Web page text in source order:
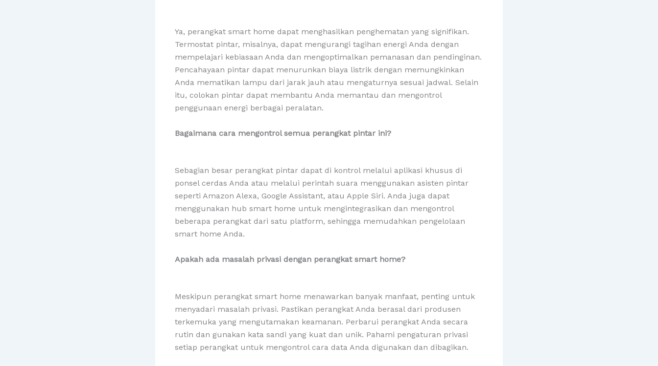
Ya, perangkat smart home dapat menghasilkan penghematan yang signifikan.
Termostat pintar, misalnya, dapat mengurangi tagihan energi Anda dengan
mempelajari kebiasaan Anda dan mengoptimalkan pemanasan dan pendinginan.
Pencahayaan pintar dapat menurunkan biaya listrik dengan memungkinkan
Anda mematikan lampu dari jarak jauh atau mengaturnya sesuai jadwal. Selain
itu, colokan pintar dapat membantu Anda memantau dan mengontrol
penggunaan energi berbagai peralatan.
Bagaimana cara mengontrol semua perangkat pintar ini?
Sebagian besar perangkat pintar dapat di kontrol melalui aplikasi khusus di
ponsel cerdas Anda atau melalui perintah suara menggunakan asisten pintar
seperti Amazon Alexa, Google Assistant, atau Apple Siri. Anda juga dapat
menggunakan hub smart home untuk mengintegrasikan dan mengontrol
beberapa perangkat dari satu platform, sehingga memudahkan pengelolaan
smart home Anda.
Apakah ada masalah privasi dengan perangkat smart home?
Meskipun perangkat smart home menawarkan banyak manfaat, penting untuk
menyadari masalah privasi. Pastikan perangkat Anda berasal dari produsen
terkemuka yang mengutamakan keamanan. Perbarui perangkat Anda secara
rutin dan gunakan kata sandi yang kuat dan unik. Pahami pengaturan privasi
setiap perangkat untuk mengontrol cara data Anda digunakan dan dibagikan.